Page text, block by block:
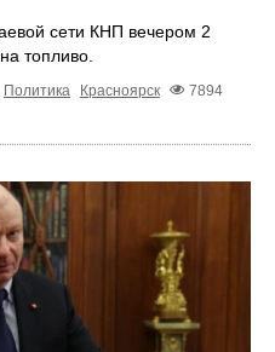
сети КНП вечером 2
топливо.
Политика Красноярск
7894